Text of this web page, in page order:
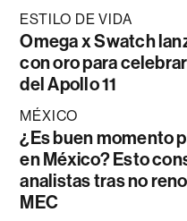
ESTILO DE VIDA
Omega x Swatch
con oro para
del Apollo 11
MÉXICO
¿Es buen momento
en México? Esto
analistas tras no
MEC